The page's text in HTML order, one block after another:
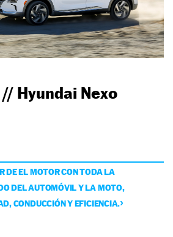
// Hyundai Nexo
DE EL MOTOR CON TODA LA
DEL AUTOMÓVIL Y LA MOTO,
CONDUCCIÓN Y EFICIENCIA.